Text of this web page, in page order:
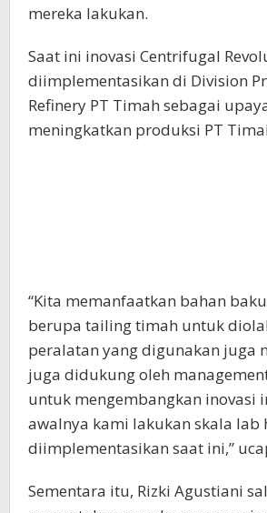
mereka lakukan.
Saat ini inovasi Centrifugal
diimplementasikan di Division
Refinery PT Timah sebagai
meningkatkan produksi PT
“Kita memanfaatkan bahan
berupa tailing timah untuk
peralatan yang digunakan juga
juga didukung oleh
untuk mengembangkan inovasi
awalnya kami lakukan skala lab
diimplementasikan saat ini,”
Sementara itu, Rizki Agustiani